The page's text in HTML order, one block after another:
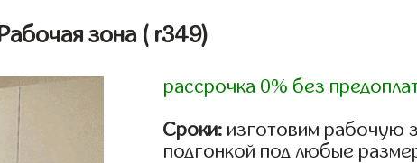
Рабочая зона ( r349)
рассрочка 0% без
Сроки: изготовим рабочую
подгонкой под любые